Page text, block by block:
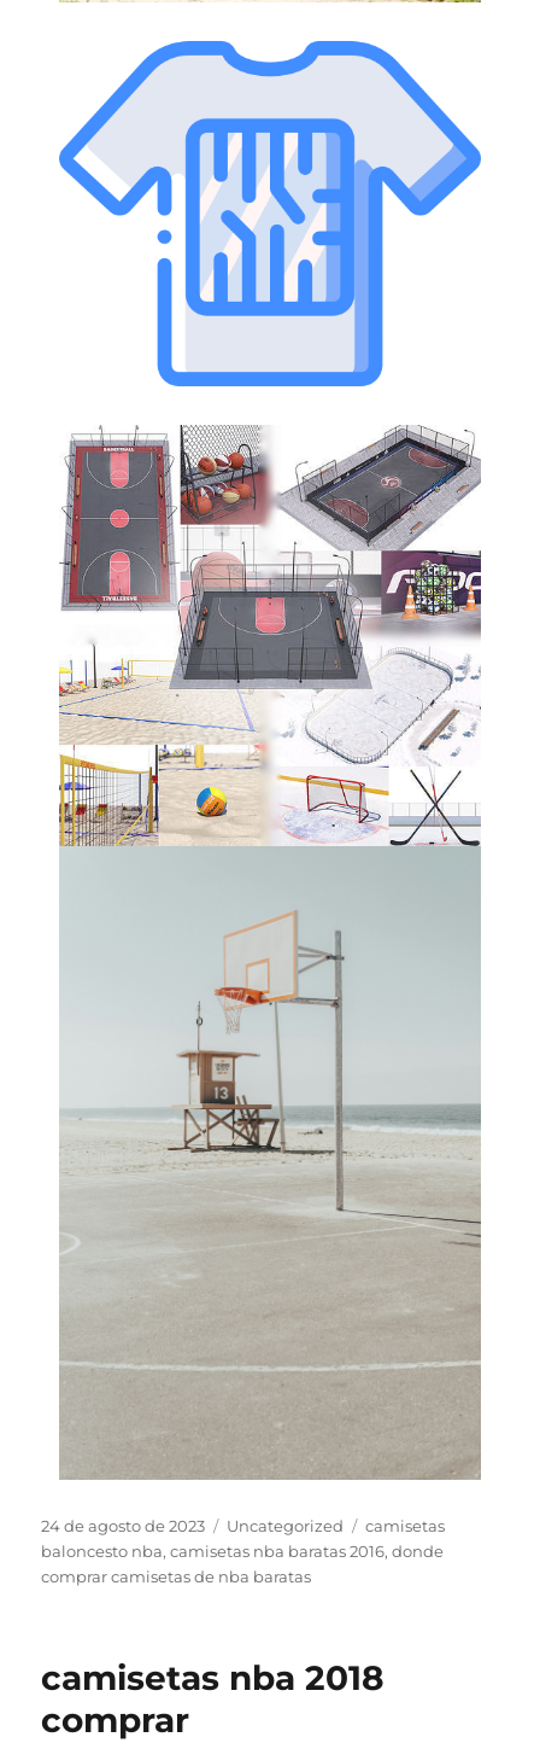
Publicado
el
24 de agosto de 2023 Categorías
Uncategorized Etiquetas
camisetas
baloncesto nba,camisetas nba baratas 2016,donde
comprar camisetas de nba baratas
camisetas nba 2018
comprar